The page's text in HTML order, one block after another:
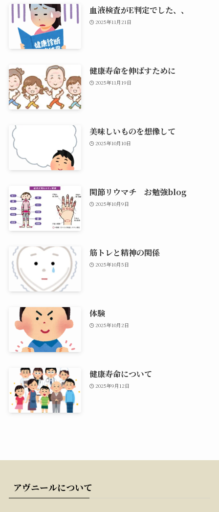
血液検査がE判定でした、、
2025年11月21日
健康寿命を伸ばすために
2025年11月19日
美味しいものを想像して
2025年10月10日
関節リウマチ お勉強blog
2025年10月9日
筋トレと精神の関係
2025年10月5日
体験
2025年10月2日
健康寿命について
2025年9月12日
アヴニールについて